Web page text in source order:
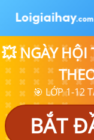
💥 NGÀY HỘI
🎯 LỚP 1-12
BẮT